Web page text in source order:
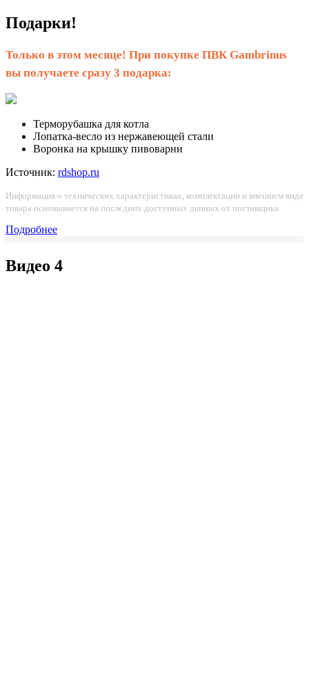
Подарки!
Только в этом месяце! При покупке ПВК Gambrinus
вы получаете сразу 3 подарка:
Терморубашка для котла
Лопатка-весло из нержавеющей стали
Воронка на крышку пивоварни
Источник: rdshop.ru
Информация о технических характеристиках, комплектации и внешнем виде
товара основывается на последних доступных данных от поставщика.
Подробнее
Видео 4